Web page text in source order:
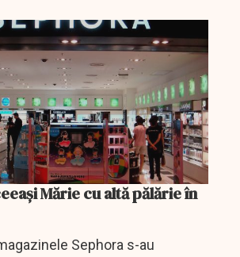
Mărie cu altă pălărie în
Sephora s-au